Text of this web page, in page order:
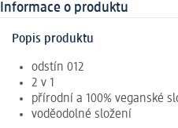
Informace o produktu
Popis produktu
odstín 012
2 v 1
přírodní a 100% veganské
voděodolné složení